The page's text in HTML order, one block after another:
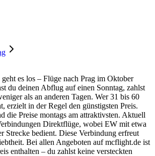
es los – Flüge nach Prag im Oktober
du deinen Abflug auf einen Sonntag, zahlst
als an anderen Tagen. Wer 31 bis 60
erzielt in der Regel den günstigsten Preis.
die Preise montags am attraktivsten. Aktuell
Direktflüge, wobei EW mit etwa
Strecke bedient. Diese Verbindung erfreut
Bei allen Angeboten auf mcflight.de ist
enthalten – du zahlst keine versteckten